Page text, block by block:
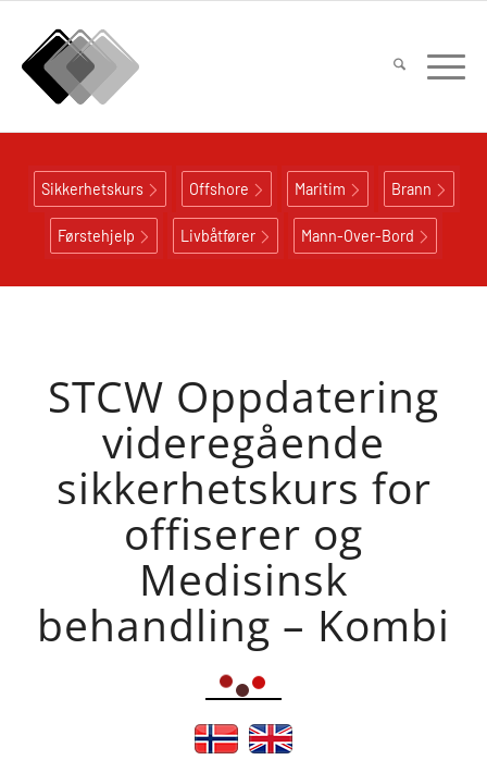
Sikkerhetskurs Offshore Maritim Brann
Førstehjelp Livbåtfører Mann-Over-Bord
STCW Oppdatering
videregående
sikkerhetskurs for
offiserer og
Medisinsk
behandling – Kombi